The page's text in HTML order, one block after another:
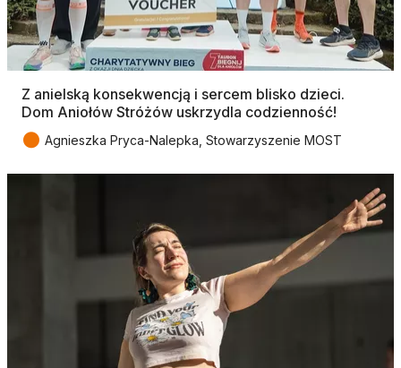
Z anielską konsekwencją i sercem blisko dzieci.
Dom Aniołów Stróżów uskrzydla codzienność!
● Agnieszka Pryca-Nalepka, Stowarzyszenie MOST